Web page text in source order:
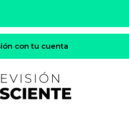
con tu cuenta